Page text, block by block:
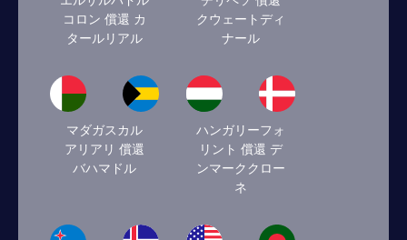
コロン 償還 カ
タールリアル
クウェートディ
ナール
マダガスカル
アリアリ 償還
バハマドル
ハンガリーフォ
リント 償還 デ
ンマーククロー
ネ